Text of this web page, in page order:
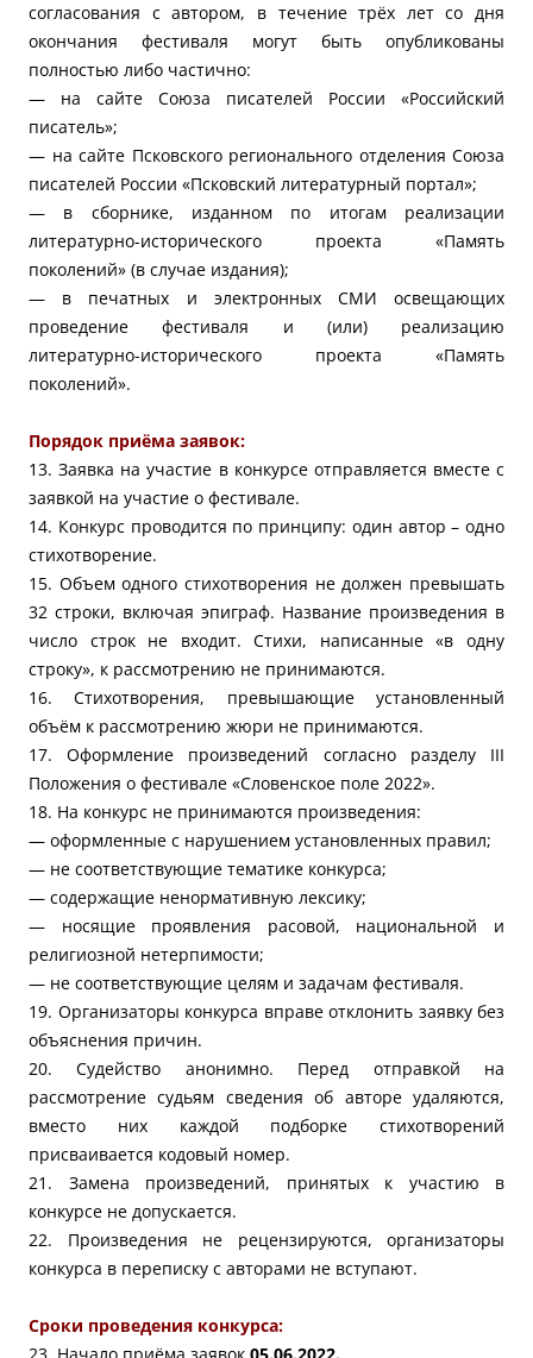
согласования с автором, в течение трёх лет со дня
окончания фестиваля могут быть опубликованы
полностью либо частично:
— на сайте Союза писателей России «Российский
писатель»;
— на сайте Псковского регионального отделения Союза
писателей России «Псковский литературный портал»;
— в сборнике, изданном по итогам реализации
литературно-исторического проекта «Память
поколений» (в случае издания);
— в печатных и электронных СМИ освещающих
проведение фестиваля и (или) реализацию
литературно-исторического проекта «Память
поколений».
Порядок приёма заявок:
13. Заявка на участие в конкурсе отправляется вместе с
заявкой на участие о фестивале.
14. Конкурс проводится по принципу: один автор – одно
стихотворение.
15. Объем одного стихотворения не должен превышать
32 строки, включая эпиграф. Название произведения в
число строк не входит. Стихи, написанные «в одну
строку», к рассмотрению не принимаются.
16. Стихотворения, превышающие установленный
объём к рассмотрению жюри не принимаются.
17. Оформление произведений согласно разделу III
Положения о фестивале «Словенское поле 2022».
18. На конкурс не принимаются произведения:
— оформленные с нарушением установленных правил;
— не соответствующие тематике конкурса;
— содержащие ненормативную лексику;
— носящие проявления расовой, национальной и
религиозной нетерпимости;
— не соответствующие целям и задачам фестиваля.
19. Организаторы конкурса вправе отклонить заявку без
объяснения причин.
20. Судейство анонимно. Перед отправкой на
рассмотрение судьям сведения об авторе удаляются,
вместо них каждой подборке стихотворений
присваивается кодовый номер.
21. Замена произведений, принятых к участию в
конкурсе не допускается.
22. Произведения не рецензируются, организаторы
конкурса в переписку с авторами не вступают.
Сроки проведения конкурса: